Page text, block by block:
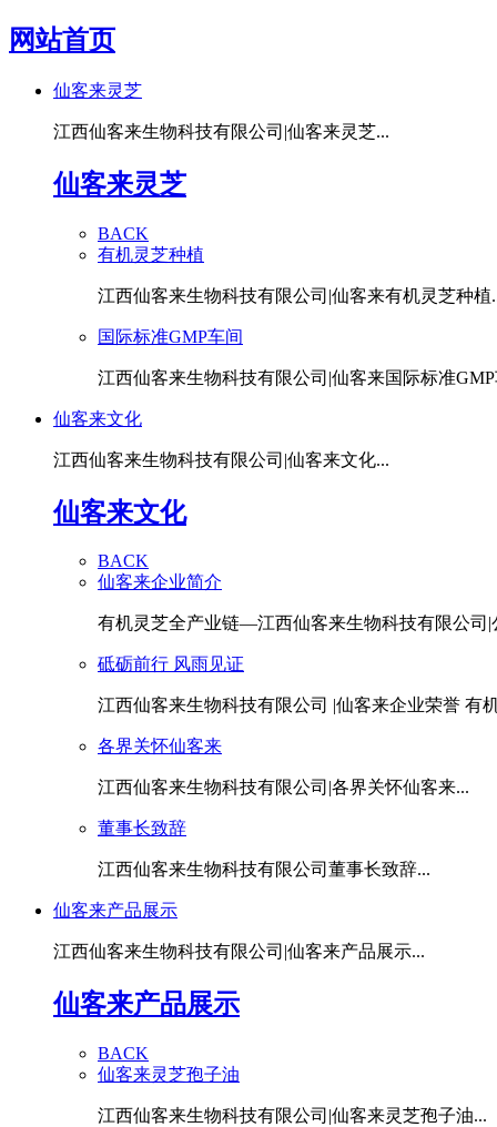
网站首页
仙客来灵芝
江西仙客来生物科技有限公司|仙客来灵芝...
仙客来灵芝
BACK
有机灵芝种植
江西仙客来生物科技有限公司|仙客来有机灵芝种植
国际标准GMP车间
江西仙客来生物科技有限公司|仙客来国际标准GMP
仙客来文化
江西仙客来生物科技有限公司|仙客来文化...
仙客来文化
BACK
仙客来企业简介
有机灵芝全产业链—江西仙客来生物科技有限公司|
砥砺前行 风雨见证
江西仙客来生物科技有限公司 |仙客来企业荣誉 有
各界关怀仙客来
江西仙客来生物科技有限公司|各界关怀仙客来...
董事长致辞
江西仙客来生物科技有限公司董事长致辞...
仙客来产品展示
江西仙客来生物科技有限公司|仙客来产品展示...
仙客来产品展示
BACK
仙客来灵芝孢子油
江西仙客来生物科技有限公司|仙客来灵芝孢子油...